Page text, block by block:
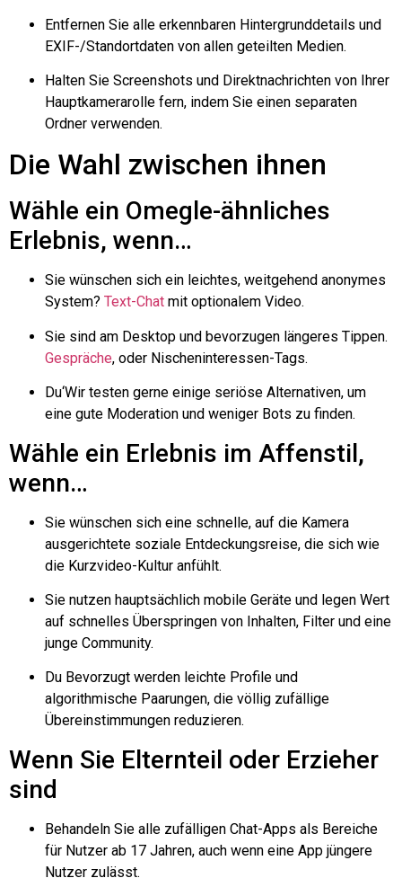
Entfernen Sie alle erkennbaren Hintergrunddetails und
EXIF-/Standortdaten von allen geteilten Medien.
Halten Sie Screenshots und Direktnachrichten von Ihrer
Hauptkamerarolle fern, indem Sie einen separaten
Ordner verwenden.
Die Wahl zwischen ihnen
Wähle ein Omegle-ähnliches
Erlebnis, wenn…
Sie wünschen sich ein leichtes, weitgehend anonymes
System? Text-Chat mit optionalem Video.
Sie sind am Desktop und bevorzugen längeres Tippen.
Gespräche, oder Nischeninteressen-Tags.
Du‘Wir testen gerne einige seriöse Alternativen, um
eine gute Moderation und weniger Bots zu finden.
Wähle ein Erlebnis im Affenstil,
wenn…
Sie wünschen sich eine schnelle, auf die Kamera
ausgerichtete soziale Entdeckungsreise, die sich wie
die Kurzvideo-Kultur anfühlt.
Sie nutzen hauptsächlich mobile Geräte und legen Wert
auf schnelles Überspringen von Inhalten, Filter und eine
junge Community.
Du Bevorzugt werden leichte Profile und
algorithmische Paarungen, die völlig zufällige
Übereinstimmungen reduzieren.
Wenn Sie Elternteil oder Erzieher
sind
Behandeln Sie alle zufälligen Chat-Apps als Bereiche
für Nutzer ab 17 Jahren, auch wenn eine App jüngere
Nutzer zulässt.